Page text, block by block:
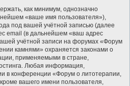
как минимум, однозначно
«ваше имя пользователя»),
под вашей учётной записью (далее
email (в дальнейшем «ваш адрес
учётной записи на форумах «Форум
камнями» охраняется законами о
применяемыми в стране,
Любая информация,
в конференции «Форум о литотерапии,
вашего имени пользователя,